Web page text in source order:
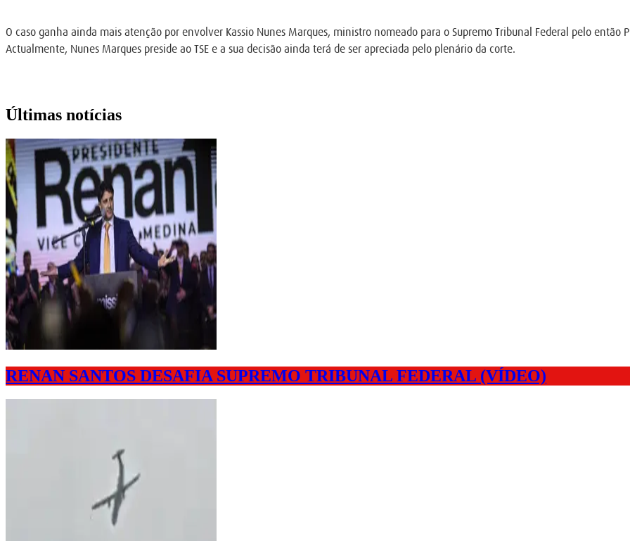
O caso ganha ainda mais atenção por envolver Kassio Nunes Marques, ministro nomeado para o Supremo Tribunal Federal pelo então
Actualmente, Nunes Marques preside ao TSE e a sua decisão ainda terá de ser apreciada pelo plenário da corte.
Últimas notícias
RENAN SANTOS DESAFIA SUPREMO TRIBUNAL FEDERAL (VÍDEO)